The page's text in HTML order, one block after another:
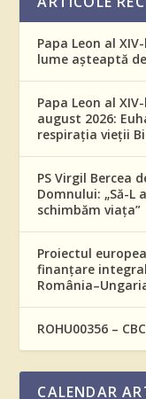
Papa Leon al
lume așteaptă
Papa Leon al
august 2026:
respirația vieții
PS Virgil Bercea
Domnului: „Să-L
schimbăm viața”
Proiectul
finanțare
ROHU00356 –
CALENDAR